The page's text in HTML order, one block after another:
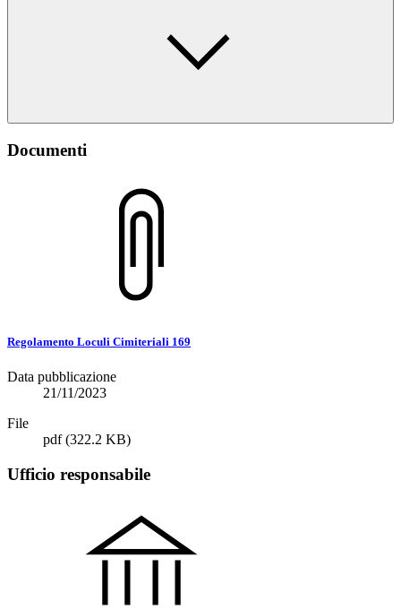
Documenti
Regolamento Loculi Cimiteriali 169
Data pubblicazione
21/11/2023
File
pdf(322.2 KB)
Ufficio responsabile